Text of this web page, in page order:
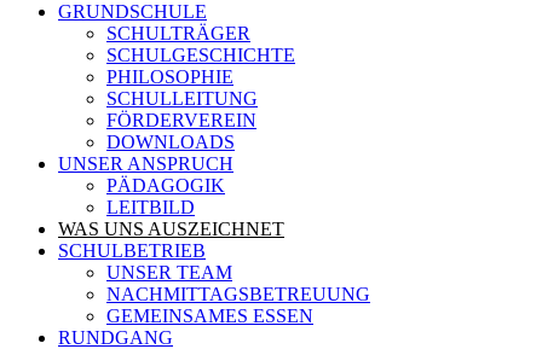
GRUNDSCHULE
SCHULTRÄGER
SCHULGESCHICHTE
PHILOSOPHIE
SCHULLEITUNG
FÖRDERVEREIN
DOWNLOADS
UNSER ANSPRUCH
PÄDAGOGIK
LEITBILD
WAS UNS AUSZEICHNET
SCHULBETRIEB
UNSER TEAM
NACHMITTAGSBETREUUNG
GEMEINSAMES ESSEN
RUNDGANG